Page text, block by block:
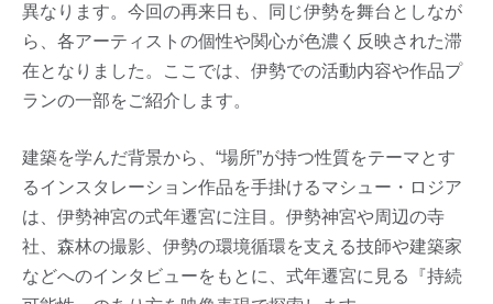
異なります。今回の再来日も、同じ伊勢を舞台としなが
ら、各アーティストの個性や関心が色濃く反映された滞
在となりました。ここでは、伊勢での活動内容や作品プ
ランの一部をご紹介します。
建築を学んだ背景から、“場所”が持つ性質をテーマとす
るインスタレーション作品を手掛けるマシュー・ロジア
は、伊勢神宮の式年遷宮に注目。伊勢神宮や周辺の寺
社、森林の撮影、伊勢の環境循環を支える技師や建築家
などへのインタビューをもとに、式年遷宮に見る『持続